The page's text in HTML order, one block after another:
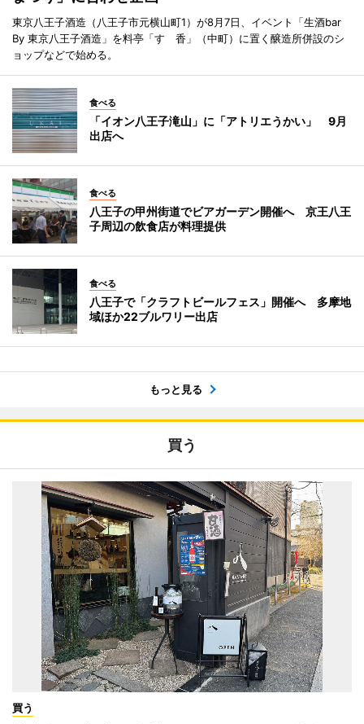
東京八王子酒造（八王子市元横山町1）が8月7日、イベント「生酒bar
By 東京八王子酒造」を料亭「すゞ香」（中町）に置く醸造所併設のシ
ョップなどで始める。
食べる
「イオン八王子滝山」に「アトリエうかい」 9月
出店へ
食べる
八王子の甲州街道でビアガーデン開催へ 京王八王
子周辺の飲食店が料理提供
食べる
八王子で「クラフトビールフェス」開催へ 多摩地
域ほか22ブルワリー出店
もっと見る
買う
買う